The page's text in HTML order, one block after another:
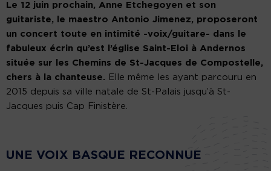
Le 12 juin prochain, Anne Etchegoyen et son
guitariste, le maestro Antonio Jimenez, proposeront
un concert toute en intimité -voix/guitare- dans le
fabuleux écrin qu’est l’église Saint-Eloi à Andernos
située sur les Chemins de St-Jacques de Compostelle,
chers à la chanteuse. Elle même les ayant parcouru en
2015 depuis sa ville natale de St-Palais jusqu’à St-
Jacques puis Cap Finistère.
UNE VOIX BASQUE RECONNUE